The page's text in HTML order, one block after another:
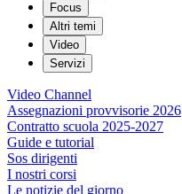
Focus
Altri temi
Video
Servizi
Video Channel
Assegnazioni provvisorie 2026
Contratto scuola 2025-2027
Guide e tutorial
Sos dirigenti
I nostri corsi
Le notizie del giorno